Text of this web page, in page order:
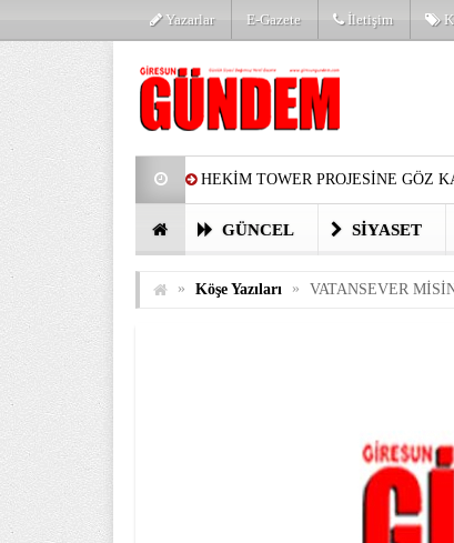
Yazarlar E-Gazete İletişim
HEKİM TOWER PROJESİNE GÖZ
PARTİ’DE YENİ YÜZLER
GÜNCEL SIYASET
» Köşe Yazıları » VATANSEVER